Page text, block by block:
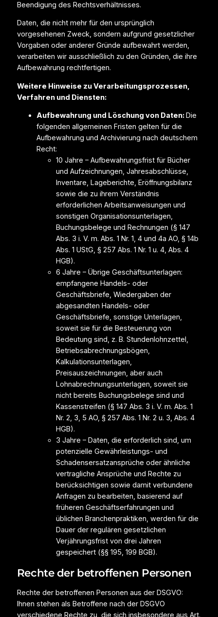
Beendigung des Rechtsverhältnisses.
Daten, die nicht mehr für den ursprünglich
vorgesehenen Zweck, sondern aufgrund gesetzlicher
Vorgaben oder anderer Gründe aufbewahrt werden,
verarbeiten wir ausschließlich zu den Gründen, die ihre
Aufbewahrung rechtfertigen.
Weitere Hinweise zu Verarbeitungsprozessen,
Verfahren und Diensten:
Aufbewahrung und Löschung von Daten: Die
folgenden allgemeinen Fristen gelten für die
Aufbewahrung und Archivierung nach deutschem
Recht:
10 Jahre – Aufbewahrungsfrist für Bücher
und Aufzeichnungen, Jahresabschlüsse,
Inventare, Lageberichte, Eröffnungsbilanz
sowie die zu ihrem Verständnis
erforderlichen Arbeitsanweisungen und
sonstigen Organisationsunterlagen,
Buchungsbelege und Rechnungen (§ 147
Abs. 3 i. V. m. Abs. 1 Nr. 1, 4 und 4a AO, § 14b
Abs. 1 UStG, § 257 Abs. 1 Nr. 1 u. 4, Abs. 4
HGB).
6 Jahre – Übrige Geschäftsunterlagen:
empfangene Handels- oder
Geschäftsbriefe, Wiedergaben der
abgesandten Handels- oder
Geschäftsbriefe, sonstige Unterlagen,
soweit sie für die Besteuerung von
Bedeutung sind, z. B. Stundenlohnzettel,
Betriebsabrechnungsbögen,
Kalkulationsunterlagen,
Preisauszeichnungen, aber auch
Lohnabrechnungsunterlagen, soweit sie
nicht bereits Buchungsbelege sind und
Kassenstreifen (§ 147 Abs. 3 i. V. m. Abs. 1
Nr. 2, 3, 5 AO, § 257 Abs. 1 Nr. 2 u. 3, Abs. 4
HGB).
3 Jahre – Daten, die erforderlich sind, um
potenzielle Gewährleistungs- und
Schadensersatzansprüche oder ähnliche
vertragliche Ansprüche und Rechte zu
berücksichtigen sowie damit verbundene
Anfragen zu bearbeiten, basierend auf
früheren Geschäftserfahrungen und
üblichen Branchenpraktiken, werden für die
Dauer der regulären gesetzlichen
Verjährungsfrist von drei Jahren
gespeichert (§§ 195, 199 BGB).
Rechte der betroffenen Personen
Rechte der betroffenen Personen aus der DSGVO:
Ihnen stehen als Betroffene nach der DSGVO
verschiedene Rechte zu, die sich insbesondere aus Art.